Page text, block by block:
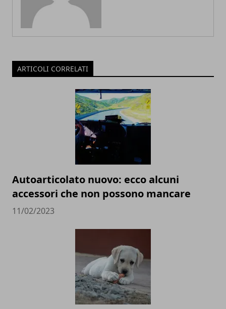
ARTICOLI CORRELATI
Autoarticolato nuovo: ecco alcuni
accessori che non possono mancare
11/02/2023